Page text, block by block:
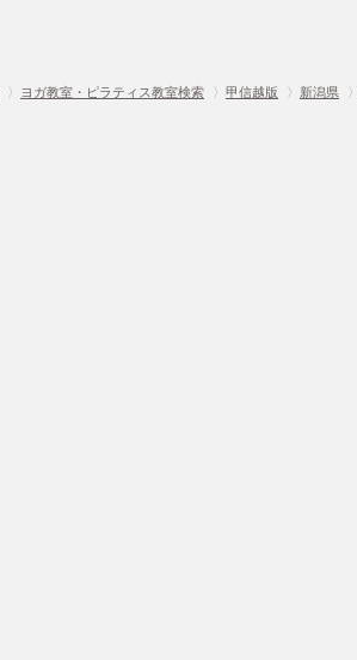
〉 ヨガ教室・ピラティス教室検索 〉 甲信越版 〉 新潟県 〉